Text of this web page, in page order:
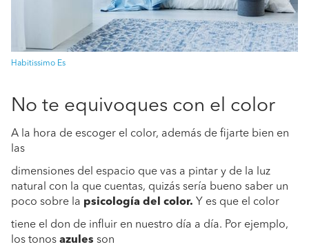
Habitissimo Es
No te equivoques con el color
A la hora de escoger el color, además de fijarte bien en
las
dimensiones del espacio que vas a pintar y de la luz
natural con la que cuentas, quizás sería bueno saber un
poco sobre la psicología del color. Y es que el color
tiene el don de influir en nuestro día a día. Por ejemplo,
los tonos azules son